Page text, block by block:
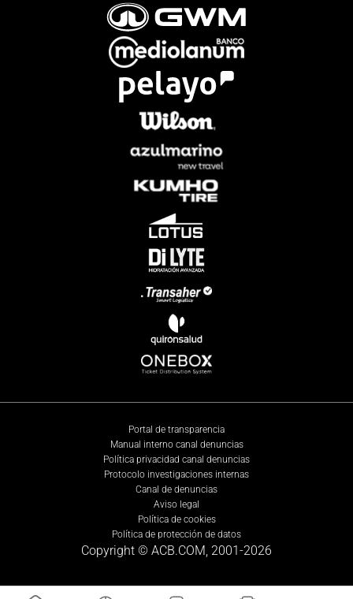
Portal de transparencia
Manual interno canal denuncias
Política privacidad canal denuncias
Protocolo investigaciones internas
Canal de denuncias
Aviso legal
Política de cookies
Política de protección de datos
Copyright © ACB.COM, 2001-2026